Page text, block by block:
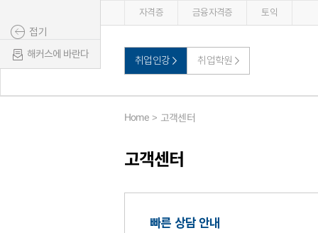
자격증 금융자격증 토익
취업인강 취업학원
접기
해커스에 바란다
Home 고객센터
고객센터
빠른 상담 안내